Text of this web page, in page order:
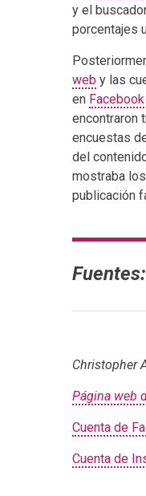
y el
porcentajes
web y las
en Facebook
encontraron
encuestas
del
mostraba
publicación
Fuentes:
Christopher
Página web
Cuenta de
Cuenta de